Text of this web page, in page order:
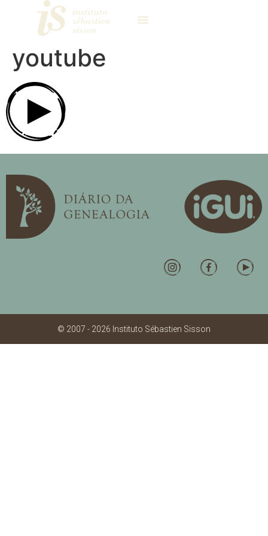
youtube
© 2007 - 2026 Instituto Sébastien Sisson